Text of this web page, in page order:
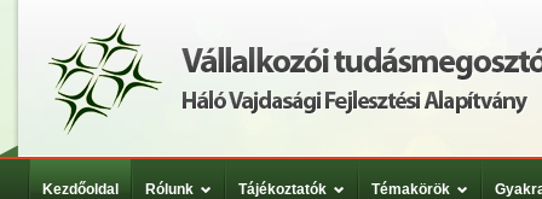
Kezdőoldal Rólunk Tájékoztatók Témakörök